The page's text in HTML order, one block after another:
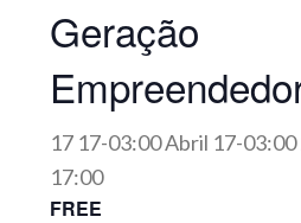
Geração
17 17-03:00 Abril 17-03:00
17:00
FREE